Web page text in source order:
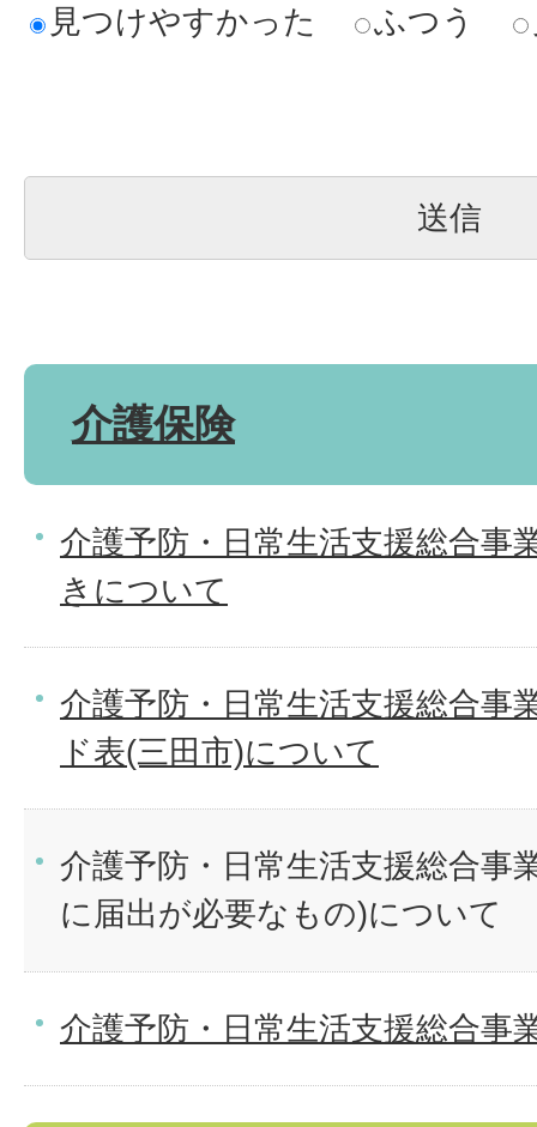
見つけやすかった
ふつう
介護保険
介護予防・日常生活支援総合事
きについて
介護予防・日常生活支援総合事
ド表(三田市)について
介護予防・日常生活支援総合事
に届出が必要なもの)について
介護予防・日常生活支援総合事